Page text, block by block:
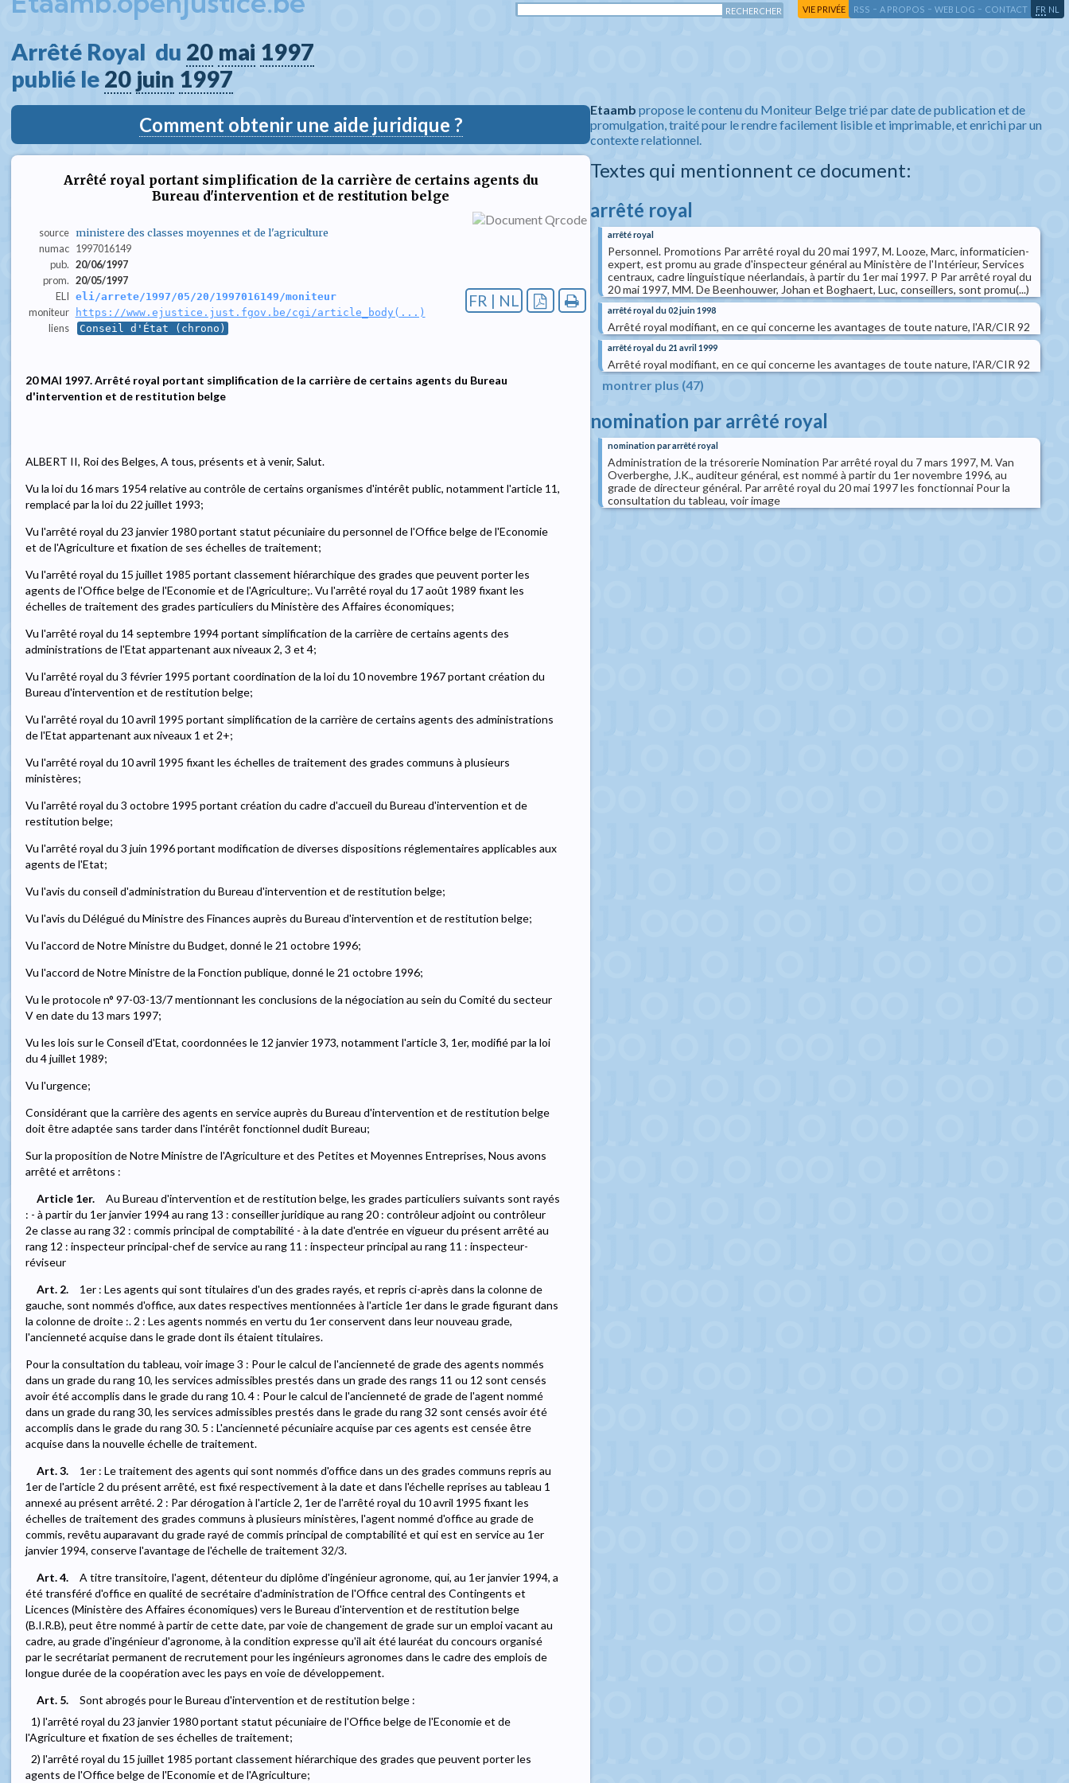
VIE PRIVÉE RSS - A PROPOS - WEB LOG - CONTACT FR NL
Arrêté Royal  du 20 mai 1997
publié le 20 juin 1997
Comment obtenir une aide juridique ?
Arrêté royal portant simplification de la carrière de certains agents du
Bureau d'intervention et de restitution belge
source ministere des classes moyennes et de l'agriculture
numac 1997016149
pub. 20/06/1997
prom. 20/05/1997
ELI eli/arrete/1997/05/20/1997016149/moniteur
moniteur https://www.ejustice.just.fgov.be/cgi/article_body(...)
liens Conseil d'État (chrono)
FR | NL
20 MAI 1997. Arrêté royal portant simplification de la carrière de certains agents du Bureau
d'intervention et de restitution belge
ALBERT II, Roi des Belges, A tous, présents et à venir, Salut.
Vu la loi du 16 mars 1954 relative au contrôle de certains organismes d'intérêt public, notamment l'article 11,
remplacé par la loi du 22 juillet 1993;
Vu l'arrêté royal du 23 janvier 1980 portant statut pécuniaire du personnel de l'Office belge de l'Economie
et de l'Agriculture et fixation de ses échelles de traitement;
Vu l'arrêté royal du 15 juillet 1985 portant classement hiérarchique des grades que peuvent porter les
agents de l'Office belge de l'Economie et de l'Agriculture;. Vu l'arrêté royal du 17 août 1989 fixant les
échelles de traitement des grades particuliers du Ministère des Affaires économiques;
Vu l'arrêté royal du 14 septembre 1994 portant simplification de la carrière de certains agents des
administrations de l'Etat appartenant aux niveaux 2, 3 et 4;
Vu l'arrêté royal du 3 février 1995 portant coordination de la loi du 10 novembre 1967 portant création du
Bureau d'intervention et de restitution belge;
Vu l'arrêté royal du 10 avril 1995 portant simplification de la carrière de certains agents des administrations
de l'Etat appartenant aux niveaux 1 et 2+;
Vu l'arrêté royal du 10 avril 1995 fixant les échelles de traitement des grades communs à plusieurs
ministères;
Vu l'arrêté royal du 3 octobre 1995 portant création du cadre d'accueil du Bureau d'intervention et de
restitution belge;
Vu l'arrêté royal du 3 juin 1996 portant modification de diverses dispositions réglementaires applicables aux
agents de l'Etat;
Vu l'avis du conseil d'administration du Bureau d'intervention et de restitution belge;
Vu l'avis du Délégué du Ministre des Finances auprès du Bureau d'intervention et de restitution belge;
Vu l'accord de Notre Ministre du Budget, donné le 21 octobre 1996;
Vu l'accord de Notre Ministre de la Fonction publique, donné le 21 octobre 1996;
Vu le protocole n° 97-03-13/7 mentionnant les conclusions de la négociation au sein du Comité du secteur
V en date du 13 mars 1997;
Vu les lois sur le Conseil d'Etat, coordonnées le 12 janvier 1973, notamment l'article 3, 1er, modifié par la loi
du 4 juillet 1989;
Vu l'urgence;
Considérant que la carrière des agents en service auprès du Bureau d'intervention et de restitution belge
doit être adaptée sans tarder dans l'intérêt fonctionnel dudit Bureau;
Sur la proposition de Notre Ministre de l'Agriculture et des Petites et Moyennes Entreprises, Nous avons
arrêté et arrêtons :
Article 1er.
Au Bureau d'intervention et de restitution belge, les grades particuliers suivants sont rayés
: - à partir du 1er janvier 1994 au rang 13 : conseiller juridique au rang 20 : contrôleur adjoint ou contrôleur
2e classe au rang 32 : commis principal de comptabilité - à la date d'entrée en vigueur du présent arrêté au
rang 12 : inspecteur principal-chef de service au rang 11 : inspecteur principal au rang 11 : inspecteur-
réviseur
Art. 2.
1er : Les agents qui sont titulaires d'un des grades rayés, et repris ci-après dans la colonne de
gauche, sont nommés d'office, aux dates respectives mentionnées à l'article 1er dans le grade figurant dans
la colonne de droite :. 2 : Les agents nommés en vertu du 1er conservent dans leur nouveau grade,
l'ancienneté acquise dans le grade dont ils étaient titulaires.
Pour la consultation du tableau, voir image 3 : Pour le calcul de l'ancienneté de grade des agents nommés
dans un grade du rang 10, les services admissibles prestés dans un grade des rangs 11 ou 12 sont censés
avoir été accomplis dans le grade du rang 10. 4 : Pour le calcul de l'ancienneté de grade de l'agent nommé
dans un grade du rang 30, les services admissibles prestés dans le grade du rang 32 sont censés avoir été
accomplis dans le grade du rang 30. 5 : L'ancienneté pécuniaire acquise par ces agents est censée être
acquise dans la nouvelle échelle de traitement.
Art. 3.
1er : Le traitement des agents qui sont nommés d'office dans un des grades communs repris au
1er de l'article 2 du présent arrêté, est fixé respectivement à la date et dans l'échelle reprises au tableau 1
annexé au présent arrêté. 2 : Par dérogation à l'article 2, 1er de l'arrêté royal du 10 avril 1995 fixant les
échelles de traitement des grades communs à plusieurs ministères, l'agent nommé d'office au grade de
commis, revêtu auparavant du grade rayé de commis principal de comptabilité et qui est en service au 1er
janvier 1994, conserve l'avantage de l'échelle de traitement 32/3.
Art. 4.
A titre transitoire, l'agent, détenteur du diplôme d'ingénieur agronome, qui, au 1er janvier 1994, a
été transféré d'office en qualité de secrétaire d'administration de l'Office central des Contingents et
Licences (Ministère des Affaires économiques) vers le Bureau d'intervention et de restitution belge
(B.I.R.B), peut être nommé à partir de cette date, par voie de changement de grade sur un emploi vacant au
cadre, au grade d'ingénieur d'agronome, à la condition expresse qu'il ait été lauréat du concours organisé
par le secrétariat permanent de recrutement pour les ingénieurs agronomes dans le cadre des emplois de
longue durée de la coopération avec les pays en voie de développement.
Art. 5.
Sont abrogés pour le Bureau d'intervention et de restitution belge :
1) l'arrêté royal du 23 janvier 1980 portant statut pécuniaire de l'Office belge de l'Economie et de
l'Agriculture et fixation de ses échelles de traitement;
2) l'arrêté royal du 15 juillet 1985 portant classement hiérarchique des grades que peuvent porter les
agents de l'Office belge de l'Economie et de l'Agriculture;
Etaamb propose le contenu du Moniteur Belge trié par date de publication et de
promulgation, traité pour le rendre facilement lisible et imprimable, et enrichi par un
contexte relationnel.
Textes qui mentionnent ce document:
arrêté royal
arrêté royal
Personnel. Promotions Par arrêté royal du 20 mai 1997, M. Looze, Marc, informaticien-
expert, est promu au grade d'inspecteur général au Ministère de l'Intérieur, Services
centraux, cadre linguistique néerlandais, à partir du 1er mai 1997. P Par arrêté royal du
20 mai 1997, MM. De Beenhouwer, Johan et Boghaert, Luc, conseillers, sont promu(...)
arrêté royal du 02 juin 1998
Arrêté royal modifiant, en ce qui concerne les avantages de toute nature, l'AR/CIR 92
arrêté royal du 21 avril 1999
Arrêté royal modifiant, en ce qui concerne les avantages de toute nature, l'AR/CIR 92
montrer plus (47)
nomination par arrêté royal
nomination par arrêté royal
Administration de la trésorerie Nomination Par arrêté royal du 7 mars 1997, M. Van
Overberghe, J.K., auditeur général, est nommé à partir du 1er novembre 1996, au
grade de directeur général. Par arrêté royal du 20 mai 1997 les fonctionnai Pour la
consultation du tableau, voir image